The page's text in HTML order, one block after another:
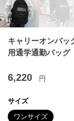
キャリーオンバッ
用通学通勤バッグ
6,220 円
サイズ
ワンサイズ